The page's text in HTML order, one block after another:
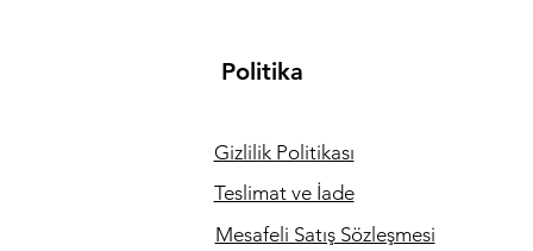
Politika
Gizlilik Politikası
Teslimat ve İade
Mesafeli Satış Sözleşmesi